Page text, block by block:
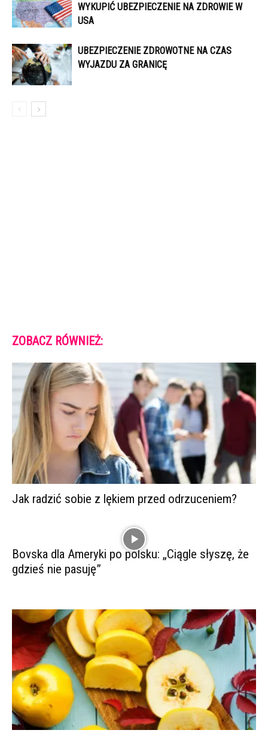
WYKUPIĆ UBEZPIECZENIE NA ZDROWIE W
USA
UBEZPIECZENIE ZDROWOTNE NA CZAS
WYJAZDU ZA GRANICĘ
ZOBACZ RÓWNIEŻ:
Jak radzić sobie z lękiem przed odrzuceniem?
Bovska dla Ameryki po polsku: „Ciągle słyszę, że
gdzieś nie pasuję”